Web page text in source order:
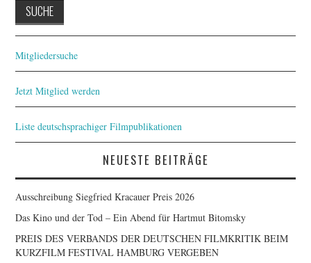
Mitgliedersuche
Jetzt Mitglied werden
Liste deutschsprachiger Filmpublikationen
NEUESTE BEITRÄGE
Ausschreibung Siegfried Kracauer Preis 2026
Das Kino und der Tod – Ein Abend für Hartmut Bitomsky
PREIS DES VERBANDS DER DEUTSCHEN FILMKRITIK BEIM
KURZFILM FESTIVAL HAMBURG VERGEBEN